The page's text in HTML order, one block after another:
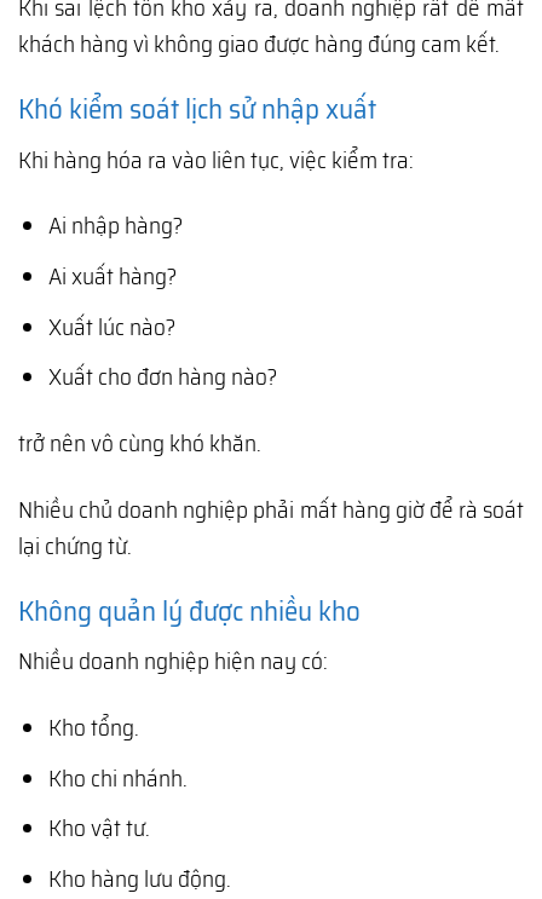
Khi sai lệch tồn kho xảy ra, doanh nghiệp rất dễ mất
khách hàng vì không giao được hàng đúng cam kết.
Khó kiểm soát lịch sử nhập xuất
Khi hàng hóa ra vào liên tục, việc kiểm tra:
Ai nhập hàng?
Ai xuất hàng?
Xuất lúc nào?
Xuất cho đơn hàng nào?
trở nên vô cùng khó khăn.
Nhiều chủ doanh nghiệp phải mất hàng giờ để rà soát
lại chứng từ.
Không quản lý được nhiều kho
Nhiều doanh nghiệp hiện nay có:
Kho tổng.
Kho chi nhánh.
Kho vật tư.
Kho hàng lưu động.